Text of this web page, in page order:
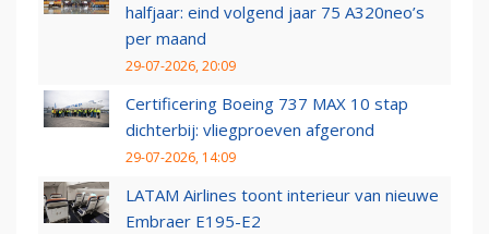
halfjaar: eind volgend jaar 75 A320neo’s
per maand
29-07-2026, 20:09
Certificering Boeing 737 MAX 10 stap
dichterbij: vliegproeven afgerond
29-07-2026, 14:09
LATAM Airlines toont interieur van nieuwe
Embraer E195-E2